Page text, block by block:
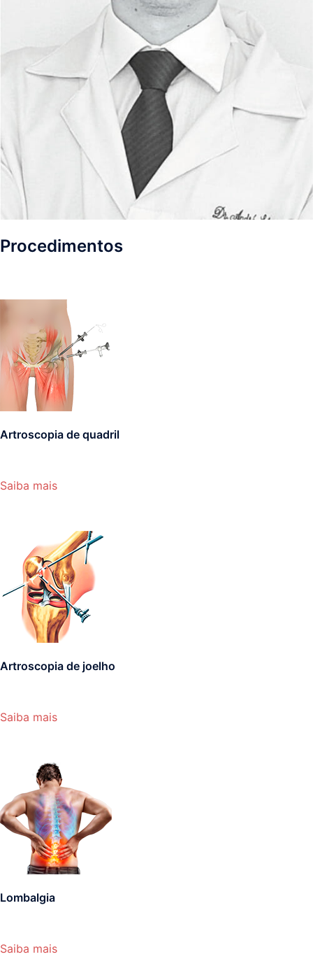
Procedimentos
Artroscopia de quadril
Saiba mais
Artroscopia de joelho
Saiba mais
Lombalgia
Saiba mais